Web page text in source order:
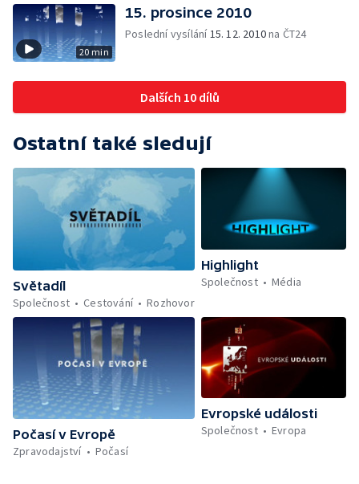
20 min
15. prosince 2010
Poslední vysílání15. 12. 2010na ČT24
Dalších 10 dílů
Ostatní také sledují
Světadíl
Společnost
Cestování Rozhovor
Highlight
Společnost
Média
Počasí v Evropě
Zpravodajství
Počasí
Evropské události
Společnost
Evropa